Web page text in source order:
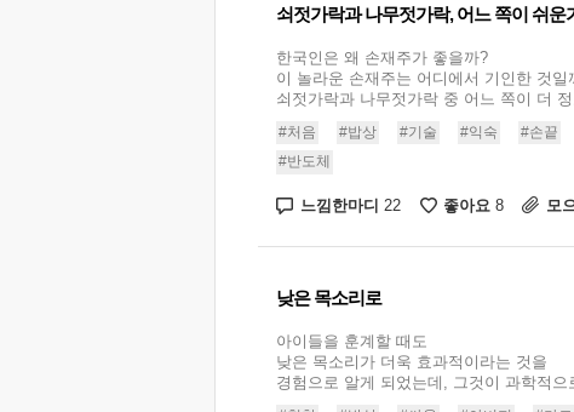
쇠젓가락과 나무젓가락, 어느 쪽이 쉬운
한국인은 왜 손재주가 좋을까?
이 놀라운 손재주는 어디에서 기인한 것일
쇠젓가락과 나무젓가락 중 어느 쪽이 더
#처음 #밥상 #기술 #익숙 #손끝
#반도체
느낌한마디 22 좋아요 8 모
낮은 목소리로
아이들을 훈계할 때도
낮은 목소리가 더욱 효과적이라는 것을
경험으로 알게 되었는데, 그것이 과학적으